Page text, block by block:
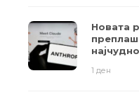
Новата
1 ден